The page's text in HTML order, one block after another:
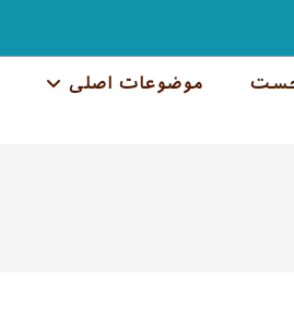
موضوعات اصلی